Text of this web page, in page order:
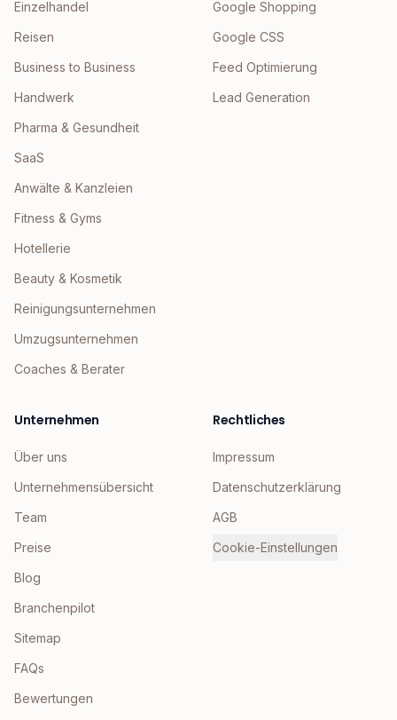
Einzelhandel
Reisen
Business to Business
Handwerk
Pharma & Gesundheit
SaaS
Anwälte & Kanzleien
Fitness & Gyms
Hotellerie
Beauty & Kosmetik
Reinigungsunternehmen
Umzugsunternehmen
Coaches & Berater
Google Shopping
Google CSS
Feed Optimierung
Lead Generation
Unternehmen
Über uns
Unternehmensübersicht
Team
Preise
Blog
Branchenpilot
Sitemap
FAQs
Bewertungen
Rechtliches
Impressum
Datenschutzerklärung
AGB
Cookie-Einstellungen